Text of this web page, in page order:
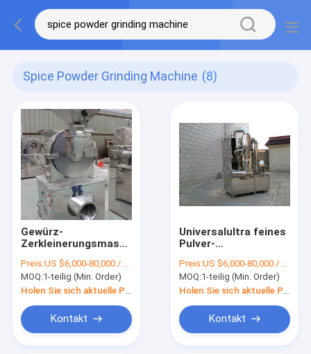
Spice Powder Grinding Machine (8)
Gewürz-
Zerkleinerungsmaschinen-
Powder Grinding
Machines 100kg/H-
300kg/H
Preis:US $6,000-80,000 / Piece
MOQ:1-teilig (Min. Order)
Kontakt
Universalultra feines
Pulver-
Medizin/Chemikalie/
Preis:US $6,000-80,000 / Piece
MOQ:1-teilig (Min. Order)
Kontakt